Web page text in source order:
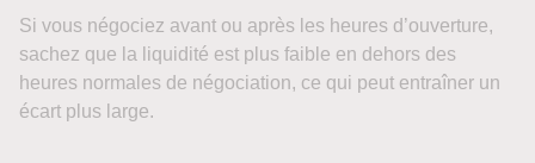
Si vous négociez avant ou après les heures d’ouverture,
sachez que la liquidité est plus faible en dehors des
heures normales de négociation, ce qui peut entraîner un
écart plus large.